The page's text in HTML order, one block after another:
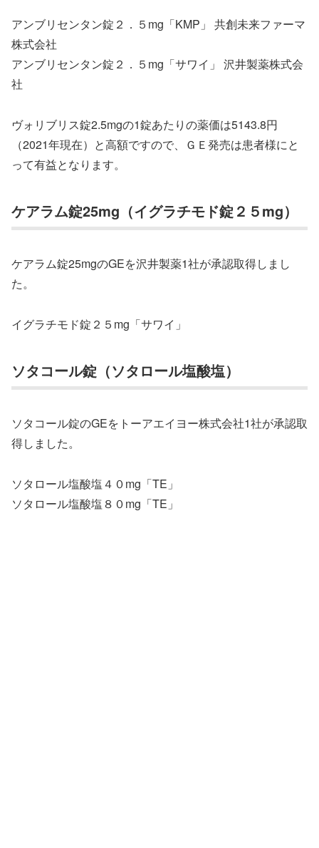
アンブリセンタン錠２．５mg「KMP」 共創未来ファーマ
株式会社
アンブリセンタン錠２．５mg「サワイ」 沢井製薬株式会
社
ヴォリブリス錠2.5mgの1錠あたりの薬価は5143.8円
（2021年現在）と高額ですので、ＧＥ発売は患者様にと
って有益となります。
ケアラム錠25mg（イグラチモド錠２５mg）
ケアラム錠25mgのGEを沢井製薬1社が承認取得しまし
た。
イグラチモド錠２５mg「サワイ」
ソタコール錠（ソタロール塩酸塩）
ソタコール錠のGEをトーアエイヨー株式会社1社が承認取
得しました。
ソタロール塩酸塩４０mg「TE」
ソタロール塩酸塩８０mg「TE」